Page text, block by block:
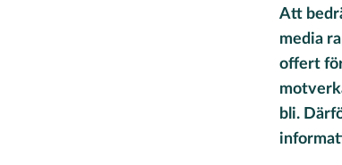
Att
media
offert
bli.